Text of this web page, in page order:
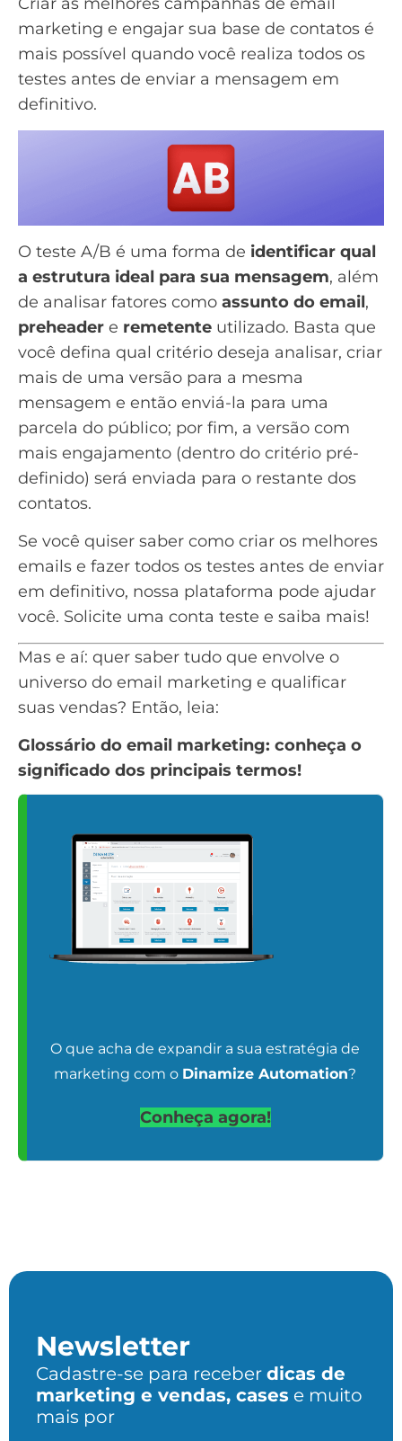
marketing e engajar sua base de contatos é
mais possível quando você realiza todos os
testes antes de enviar a mensagem em
definitivo.
O teste A/B é uma forma de identificar qual
a estrutura ideal para sua mensagem, além
de analisar fatores como assunto do email,
preheader e remetente utilizado. Basta que
você defina qual critério deseja analisar, criar
mais de uma versão para a mesma
mensagem e então enviá-la para uma
parcela do público; por fim, a versão com
mais engajamento (dentro do critério pré-
definido) será enviada para o restante dos
contatos.
Se você quiser saber como criar os melhores
emails e fazer todos os testes antes de enviar
em definitivo, nossa plataforma pode ajudar
você. Solicite uma conta teste e saiba mais!
Mas e aí: quer saber tudo que envolve o
universo do email marketing e qualificar
suas vendas? Então, leia:
Glossário do email marketing: conheça o
significado dos principais termos!
O que acha de expandir a sua estratégia de
marketing com o Dinamize Automation?
Conheça agora!
Newsletter
Cadastre-se para receber dicas de
marketing e vendas, cases e muito
mais por